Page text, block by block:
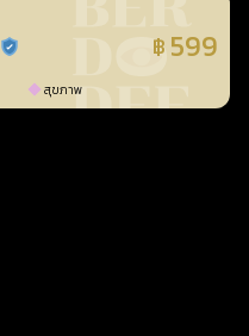
ร้านยืนยันแล้ว ฿ 599
สุขภาพ